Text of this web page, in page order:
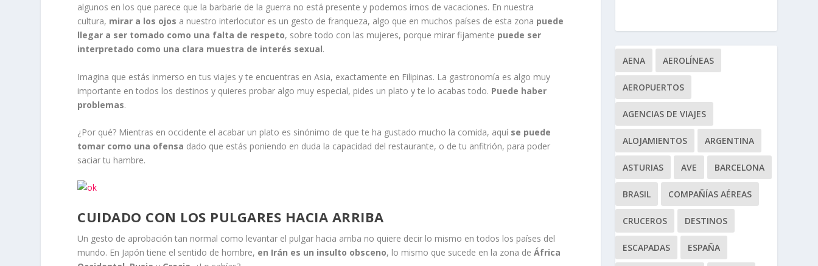
algunos en los que parece que la barbarie de la guerra no está presente y podemos irnos de vacaciones. En nuestra
cultura, mirar a los ojos a nuestro interlocutor es un gesto de franqueza, algo que en muchos países de esta zona puede
llegar a ser tomado como una falta de respeto, sobre todo con las mujeres, porque mirar fijamente puede ser
interpretado como una clara muestra de interés sexual.
Imagina que estás inmerso en tus viajes y te encuentras en Asia, exactamente en Filipinas. La gastronomía es algo muy
importante en todos los destinos y quieres probar algo muy especial, pides un plato y te lo acabas todo. Puede haber
problemas.
¿Por qué? Mientras en occidente el acabar un plato es sinónimo de que te ha gustado mucho la comida, aquí se puede
tomar como una ofensa dado que estás poniendo en duda la capacidad del restaurante, o de tu anfitrión, para poder
saciar tu hambre.
CUIDADO CON LOS PULGARES HACIA ARRIBA
Un gesto de aprobación tan normal como levantar el pulgar hacia arriba no quiere decir lo mismo en todos los países del
mundo. En Japón tiene el sentido de hombre, en Irán es un insulto obsceno, lo mismo que sucede en la zona deÁfrica
AENA AEROLÍNEAS
AEROPUERTOS
AGENCIAS DE VIAJES
ALOJAMIENTOS ARGENTINA
ASTURIAS AVE BARCELONA
BRASIL COMPAÑÍAS AÉREAS
CRUCEROS DESTINOS
ESCAPADAS ESPAÑA